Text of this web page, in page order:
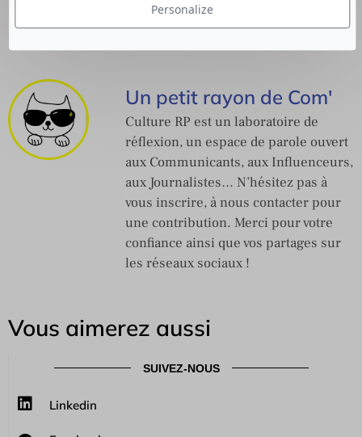
Un petit rayon de Com'
Culture RP est un laboratoire de
réflexion, un espace de parole ouvert
aux Communicants, aux Influenceurs,
aux Journalistes… N’hésitez pas à
vous inscrire, à nous contacter pour
une contribution. Merci pour votre
confiance ainsi que vos partages sur
les réseaux sociaux !
Vous aimerez aussi
SUIVEZ-NOUS
Linkedin
Personalize